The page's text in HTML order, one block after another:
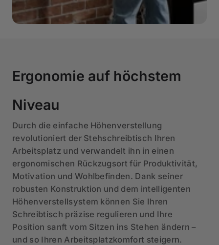
Ergonomie auf höchstem
Niveau
Durch die einfache Höhenverstellung
revolutioniert der Stehschreibtisch Ihren
Arbeitsplatz und verwandelt ihn in einen
ergonomischen Rückzugsort für Produktivität,
Motivation und Wohlbefinden. Dank seiner
robusten Konstruktion und dem intelligenten
Höhenverstellsystem können Sie Ihren
Schreibtisch präzise regulieren und Ihre
Position sanft vom Sitzen ins Stehen ändern –
und so Ihren Arbeitsplatzkomfort steigern.